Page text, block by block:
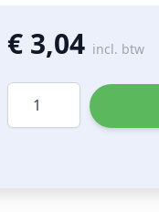
€ 3,04 incl. btw
Aantal